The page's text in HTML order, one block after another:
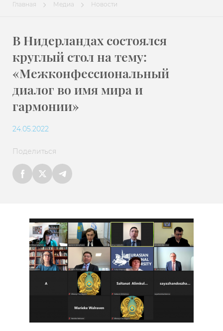
Главная Медиа Новости
В Нидерландах состоялся
круглый стол на тему:
«Межконфессиональный
диалог во имя мира и
гармонии»
24.05.2022
Поделиться